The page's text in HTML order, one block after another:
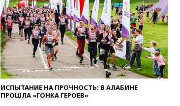
вчера, 19:35
WP: Трамп
призвал доноров-
республиканцев поддержать
Вэнса на выборах 2028 года
вчера, 19:20Число ломбардов
в РФ превысило максимум
2022 года
вчера, 19:15Жуковский и
аэропорт Геленджика
ИСПЫТАНИЕ НА ПРОЧНОСТЬ: В АЛАБИНЕ
ПРОШЛА «ГОНКА ГЕРОЕВ»